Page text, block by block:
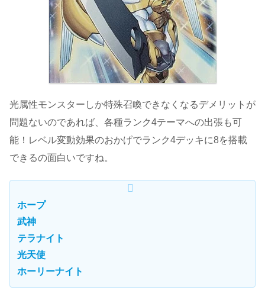
光属性モンスターしか特殊召喚できなくなるデメリットが
問題ないのであれば、各種ランク4テーマへの出張も可
能！レベル変動効果のおかげでランク4デッキに8を搭載
できるの面白いですね。
ホープ
武神
テラナイト
光天使
ホーリーナイト